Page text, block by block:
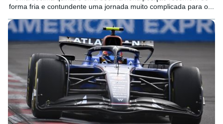
forma fria e contundente uma jornada muito complicada para o...